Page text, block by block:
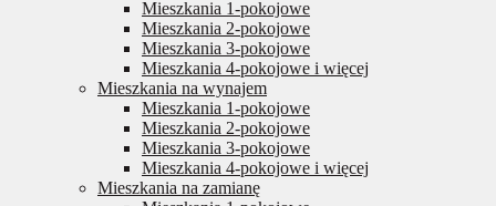
Mieszkania 1-pokojowe
Mieszkania 2-pokojowe
Mieszkania 3-pokojowe
Mieszkania 4-pokojowe i więcej
Mieszkania na wynajem
Mieszkania 1-pokojowe
Mieszkania 2-pokojowe
Mieszkania 3-pokojowe
Mieszkania 4-pokojowe i więcej
Mieszkania na zamianę